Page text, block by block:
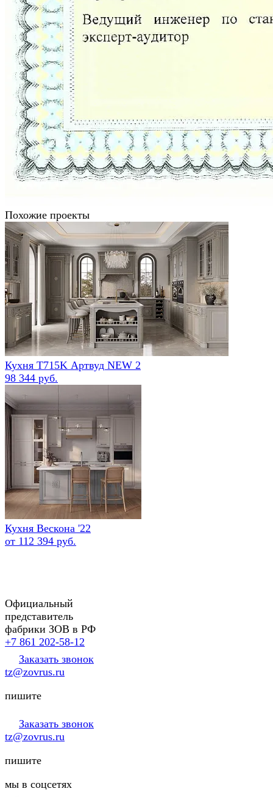
Похожие проекты
Кухня Т715K Артвуд NEW 2
98 344 руб.
Кухня Вескона '22
от 112 394 руб.
Официальный
представитель
фабрики ЗОВ в РФ
+7 861 202-58-12
Заказать звонок
tz@zovrus.ru
пишите
Заказать звонок
tz@zovrus.ru
пишите
мы в соцсетях